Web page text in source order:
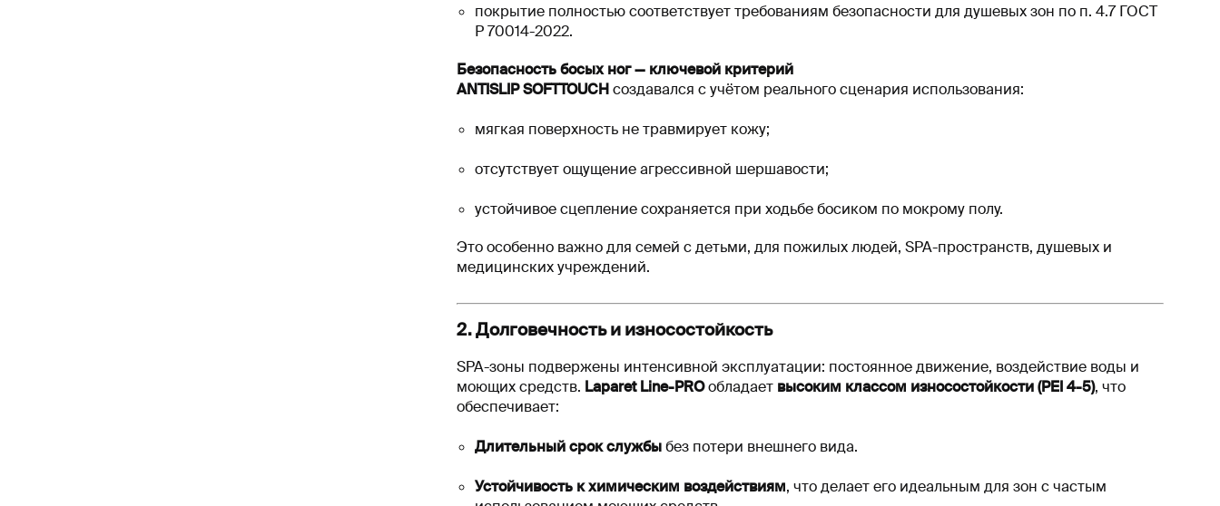
покрытие полностью соответствует требованиям безопасности для душевых зон по п. 4.7 ГОСТ
Р 70014-2022.
Безопасность босых ног — ключевой критерий
ANTISLIP SOFTTOUCHсоздавался с учётом реального сценария использования:
мягкая поверхность не травмирует кожу;
отсутствует ощущение агрессивной шершавости;
устойчивое сцепление сохраняется при ходьбе босиком по мокрому полу.
Это особенно важно для семей с детьми, для пожилых людей, SPA-пространств, душевых и
медицинских учреждений.
2. Долговечность и износостойкость
SPA-зоны подвержены интенсивной эксплуатации: постоянное движение, воздействие воды и
моющих средств. Laparet Line-PROобладает высоким классом износостойкости (PEI 4-5), что
обеспечивает:
Длительный срок службыбез потери внешнего вида.
Устойчивость к химическим воздействиям, что делает его идеальным для зон с частым